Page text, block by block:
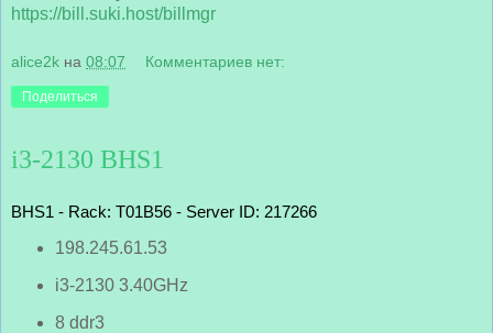
https://bill.suki.host/billmgr
alice2k на 08:07 Комментариев нет:
Поделиться
i3-2130 BHS1
BHS1 - Rack: T01B56 - Server ID: 217266
198.245.61.53
i3-2130 3.40GHz
8 ddr3